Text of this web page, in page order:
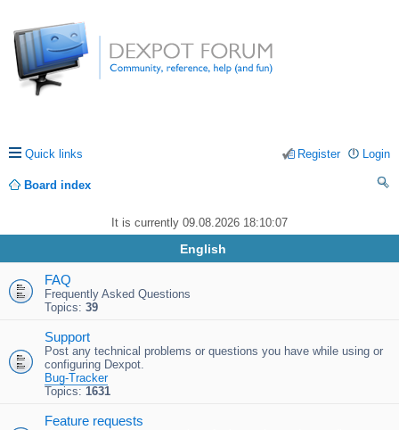
Quick links Login
Register
Board index
rc
h
It is currently 09.08.2026 18:10:07
English
FAQ
Frequently Asked Questions
Topics: 39
Support
Post any technical problems or questions you have while using or
configuring Dexpot.
Bug-Tracker
Topics: 1631
Feature requests